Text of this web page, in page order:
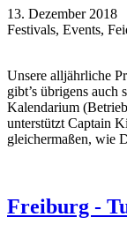
13. Dezember 2018
Festivals, Events,
Unsere alljährliche
gibt’s übrigens
Kalendarium
unterstützt Captain
gleichermaßen, wie
Freiburg -